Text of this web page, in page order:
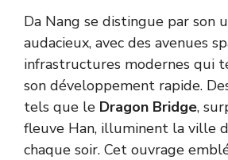
Da Nang se distingue par son
audacieux, avec des avenues
infrastructures modernes qui
son développement rapide.
tels que le Dragon Bridge,
fleuve Han, illuminent la ville
chaque soir. Cet ouvrage